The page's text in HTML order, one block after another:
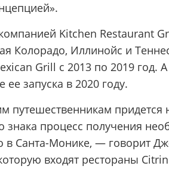
Kitchen Restaurant
Колорадо, Иллинойс и
Grill с 2013 по 2019 год.
запуска в 2020 году.
путешественникам придется
знака процесс получения
Санта-Монике, — говорит
входят рестораны